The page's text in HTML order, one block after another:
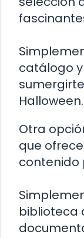
catálogo
Halloween.
Otra
que
contenido
biblioteca